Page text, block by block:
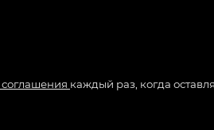
соглашения каждый раз, когда